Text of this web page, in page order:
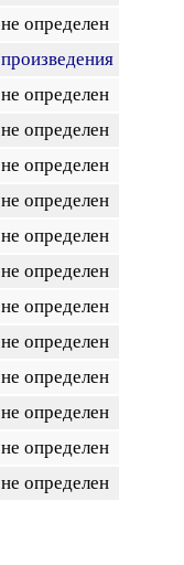
не определен
произведения
не определен
не определен
не определен
не определен
не определен
не определен
не определен
не определен
не определен
не определен
не определен
не определен